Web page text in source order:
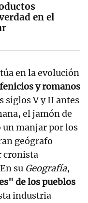
en el
en la evolución
fenicios y romanos
siglos V y II antes
el jamón de
un manjar por los
geógrafo
cronista
su Geografía,
de los pueblos
industria